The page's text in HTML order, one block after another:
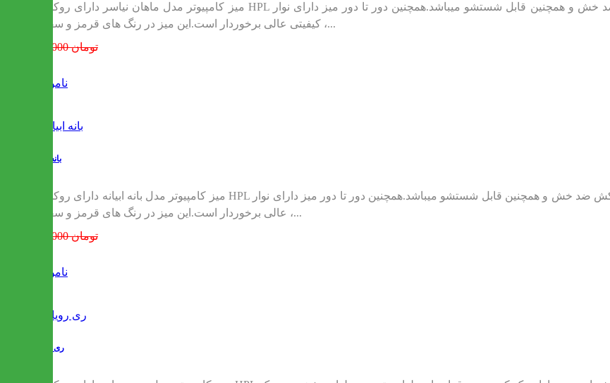
میز کامپیوتر مدل ماهان نیاسر دارای روکش HPL اداری است. که این روکش ضد خش و همچنین قابل شستشو میباشد.همچنین دور تا دور میز دارای نوار PVC میباشد و از زیبایی بی نظیر و
کیفیتی عالی برخوردار است.این میز در رنگ های قرمز و سفید ،...
782,000 تومان
ناموجود
بانه ابیانه
میز کامپیوتر مدل بانه ابیانه دارای روکش HPL اداری است. که این روکش ضد خش و همچنین قابل شستشو میباشد.همچنین دور تا دور میز دارای نوار PVC میباشد و از زیبایی بی نظیر و کیفیتی
عالی برخوردار است.این میز در رنگ های قرمز و سفید ،...
829,000 تومان
ناموجود
ری رویان